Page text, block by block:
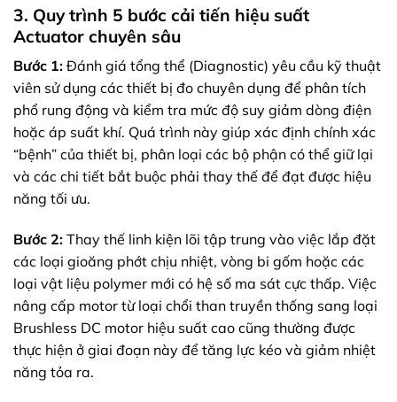
3. Quy trình 5 bước cải tiến hiệu suất
Actuator chuyên sâu
Bước 1: Đánh giá tổng thể (Diagnostic) yêu cầu kỹ thuật
viên sử dụng các thiết bị đo chuyên dụng để phân tích
phổ rung động và kiểm tra mức độ suy giảm dòng điện
hoặc áp suất khí. Quá trình này giúp xác định chính xác
“bệnh” của thiết bị, phân loại các bộ phận có thể giữ lại
và các chi tiết bắt buộc phải thay thế để đạt được hiệu
năng tối ưu.
Bước 2: Thay thế linh kiện lõi tập trung vào việc lắp đặt
các loại gioăng phớt chịu nhiệt, vòng bi gốm hoặc các
loại vật liệu polymer mới có hệ số ma sát cực thấp. Việc
nâng cấp motor từ loại chổi than truyền thống sang loại
Brushless DC motor hiệu suất cao cũng thường được
thực hiện ở giai đoạn này để tăng lực kéo và giảm nhiệt
năng tỏa ra.